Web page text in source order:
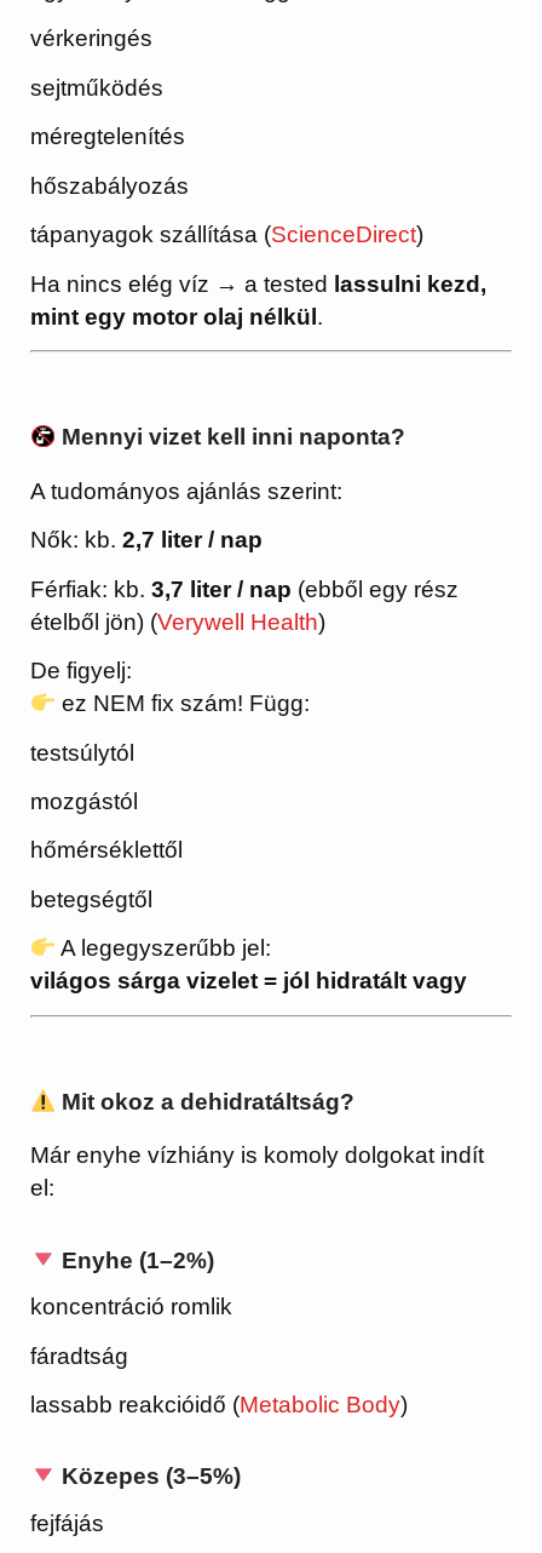
vérkeringés
sejtműködés
méregtelenítés
hőszabályozás
tápanyagok szállítása (ScienceDirect)
Ha nincs elég víz → a tested lassulni kezd,
mint egy motor olaj nélkül.
Mennyi vizet kell inni naponta?
A tudományos ajánlás szerint:
Nők: kb.2,7 liter / nap
Férfiak: kb.3,7 liter / nap (ebből egy rész
ételből jön) (Verywell Health)
De figyelj:
ez NEM fix szám! Függ:
testsúlytól
mozgástól
hőmérséklettől
betegségtől
A legegyszerűbb jel:
világos sárga vizelet = jól hidratált vagy
Mit okoz a dehidratáltság?
Már enyhe vízhiány is komoly dolgokat indít
el:
Enyhe (1–2%)
koncentráció romlik
fáradtság
lassabb reakcióidő (Metabolic Body)
Közepes (3–5%)
fejfájás